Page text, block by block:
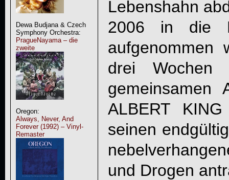
Dewa Budjana & Czech
Symphony Orchestra:
PragueNayama – die
zweite
Oregon:
Always, Never, And
Forever (1992) – Vinyl-
Remaster
Lebenshahn
2006 in die
aufgenommen
drei Wochen
gemeinsamen
ALBERT
seinen
und Drogen